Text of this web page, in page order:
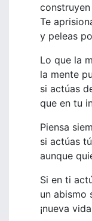
Te
y peleas
Lo que la
la mente
si actúas
que en tu
Piensa
si actúas
aunque
Si en ti
un abismo
¡nueva